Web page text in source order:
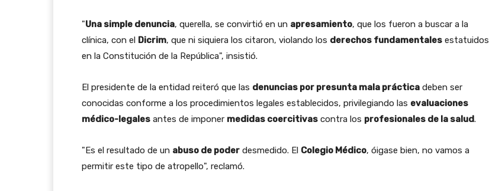
"Una simple denuncia, querella, se convirtió en un apresamiento, que los fueron a buscar a la
clínica, con el Dicrim, que ni siquiera los citaron, violando los derechos fundamentales estatuidos
en la Constitución de la República", insistió.
El presidente de la entidad reiteró que las denuncias por presunta mala práctica deben ser
conocidas conforme a los procedimientos legales establecidos, privilegiando las evaluaciones
médico-legales antes de imponer medidas coercitivas contra los profesionales de la salud.
"Es el resultado de un abuso de poder desmedido. El Colegio Médico, óigase bien, no vamos a
permitir este tipo de atropello", reclamó.